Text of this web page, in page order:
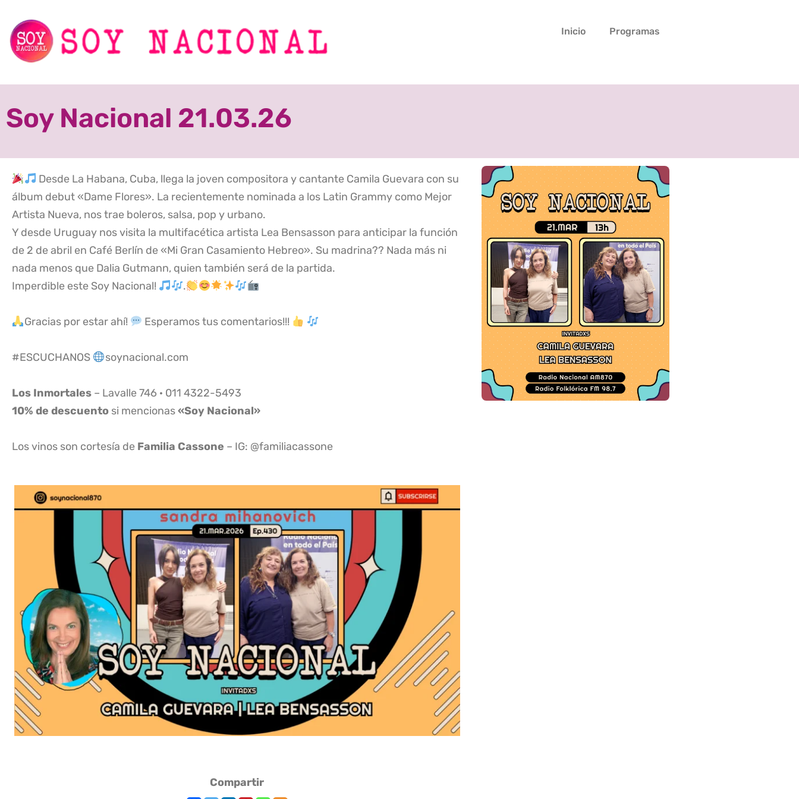
Inicio Programas
Soy Nacional 21.03.26
Desde La Habana, Cuba, llega la joven compositora y cantante Camila Guevara con su
álbum debut «Dame Flores». La recientemente nominada a los Latin Grammy como Mejor
Artista Nueva, nos trae boleros, salsa, pop y urbano.
Y desde Uruguay nos visita la multifacética artista Lea Bensasson para anticipar la función
de 2 de abril en Café Berlín de «Mi Gran Casamiento Hebreo». Su madrina?? Nada más ni
nada menos que Dalia Gutmann, quien también será de la partida.
Imperdible este Soy Nacional!
.
Gracias por estar ahí! Esperamos tus comentarios!!!
#ESCUCHANOS soynacional.com
Los Inmortales – Lavalle 746 · 011 4322-5493
10% de descuento si mencionas«Soy Nacional»
Los vinos son cortesía de Familia Cassone – IG: @familiacassone
Compartir